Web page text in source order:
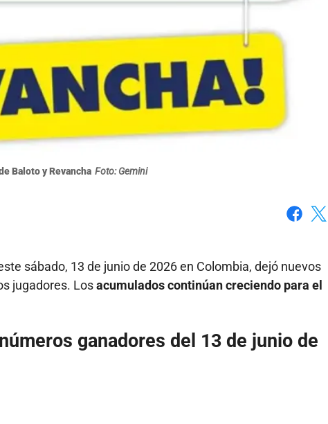
Baloto y Revancha Foto: Gemini
sábado, 13 de junio de 2026 en Colombia, dejó nuevos
jugadores. Losacumulados continúan creciendo para el
ganadores del 13 de junio de